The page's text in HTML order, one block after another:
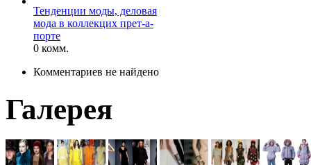
Тенденции моды, деловая
мода в коллекцих прет-а-
порте
0 комм.
Комментариев не найдено
Галерея